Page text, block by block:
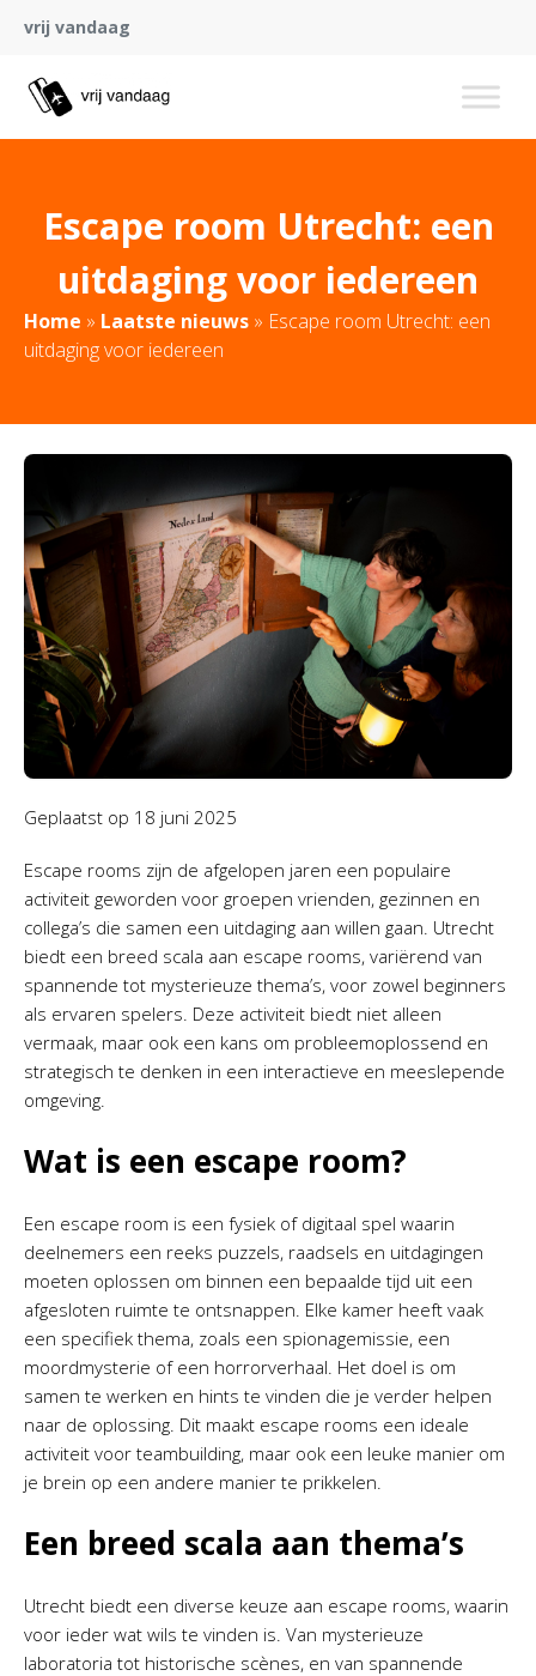
vrij vandaag
Escape room Utrecht: een
uitdaging voor iedereen
Home » Laatste nieuws » Escape room Utrecht: een
uitdaging voor iedereen
Geplaatst op 18 juni 2025
Escape rooms zijn de afgelopen jaren een populaire
activiteit geworden voor groepen vrienden, gezinnen en
collega’s die samen een uitdaging aan willen gaan. Utrecht
biedt een breed scala aan escape rooms, variërend van
spannende tot mysterieuze thema’s, voor zowel beginners
als ervaren spelers. Deze activiteit biedt niet alleen
vermaak, maar ook een kans om probleemoplossend en
strategisch te denken in een interactieve en meeslepende
omgeving.
Wat is een escape room?
Een escape room is een fysiek of digitaal spel waarin
deelnemers een reeks puzzels, raadsels en uitdagingen
moeten oplossen om binnen een bepaalde tijd uit een
afgesloten ruimte te ontsnappen. Elke kamer heeft vaak
een specifiek thema, zoals een spionagemissie, een
moordmysterie of een horrorverhaal. Het doel is om
samen te werken en hints te vinden die je verder helpen
naar de oplossing. Dit maakt escape rooms een ideale
activiteit voor teambuilding, maar ook een leuke manier om
je brein op een andere manier te prikkelen.
Een breed scala aan thema’s
Utrecht biedt een diverse keuze aan escape rooms, waarin
voor ieder wat wils te vinden is. Van mysterieuze
laboratoria tot historische scènes, en van spannende